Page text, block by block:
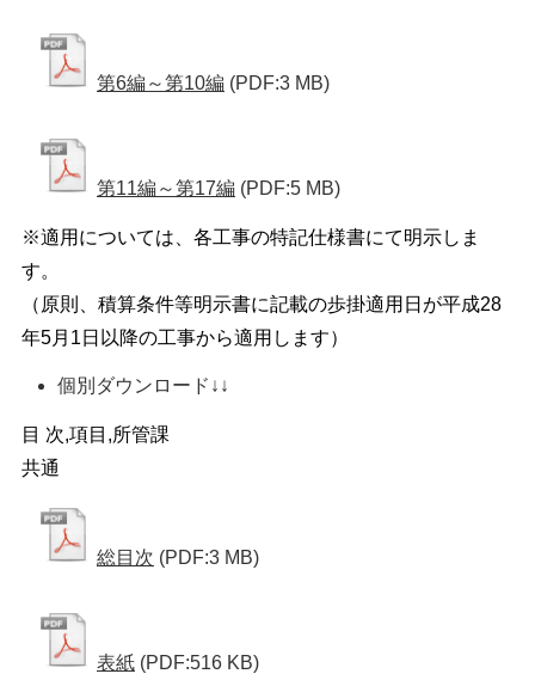
第6編～第10編 (PDF:3 MB)
第11編～第17編 (PDF:5 MB)
※適用については、各工事の特記仕様書にて明示しま
す。
（原則、積算条件等明示書に記載の歩掛適用日が平成28
年5月1日以降の工事から適用します）
個別ダウンロード↓↓
目 次,項目,所管課
共通
総目次 (PDF:3 MB)
表紙 (PDF:516 KB)